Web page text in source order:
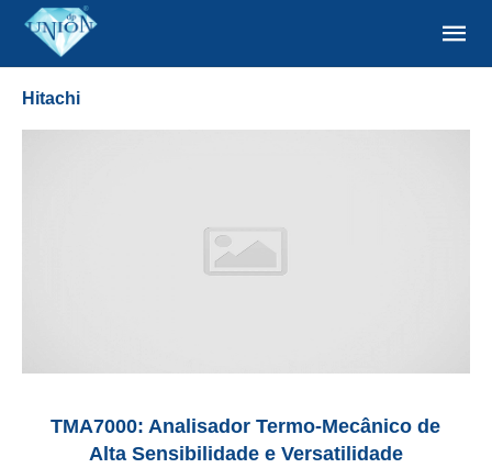
Hitachi
TMA7000: Analisador Termo-Mecânico de
Alta Sensibilidade e Versatilidade